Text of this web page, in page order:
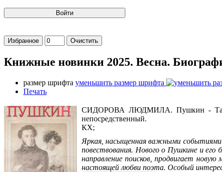
Войти
Избранное Очистить
Книжные новинки 2025. Весна.
размер шрифта уменьшить размер шрифта
Печать
СИДОРОВА ЛЮДМИЛА. Пушкин -
непосредственный.
КХ;
Яркая, насыщенная важными событиями
повествования. Нового о Пушкине и
направление поисков, продвигает
настоящей любви поэта. Особый